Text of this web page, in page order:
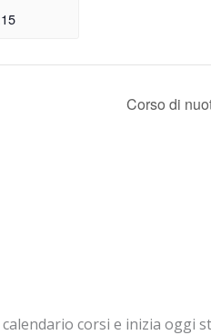
Corso di
corsi e inizia oggi